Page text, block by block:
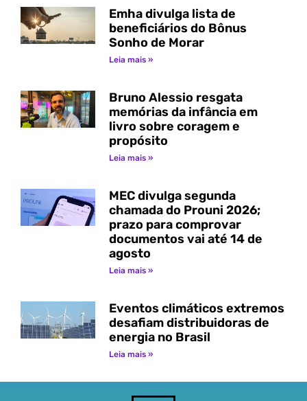
Emha divulga lista de
beneficiários do Bônus
Sonho de Morar
Leia mais »
Bruno Alessio resgata
memórias da infância em
livro sobre coragem e
propósito
Leia mais »
MEC divulga segunda
chamada do Prouni 2026;
prazo para comprovar
documentos vai até 14 de
agosto
Leia mais »
Eventos climáticos extremos
desafiam distribuidoras de
energia no Brasil
Leia mais »